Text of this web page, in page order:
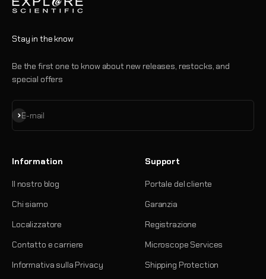
Stay in the know
Be the first one to know about new releases, restocks, and
special offers
E-mail
Iscriviti alla newsletter
Information
Il nostro blog
Chi siamo
Localizzatore
Contatto e carriere
Informativa sulla Privacy
Support
Portale del cliente
Garanzia
Registrazione
Microscope Services
Shipping Protection